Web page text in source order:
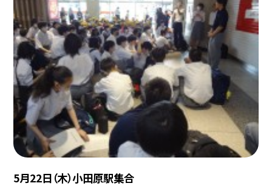
5月22日（木）小田原駅集合